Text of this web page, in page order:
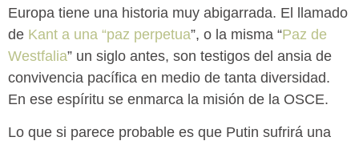
Europa tiene una historia muy abigarrada. El llamado
de Kant a una “paz perpetua”, o la misma “Paz de
Westfalia” un siglo antes, son testigos del ansia de
convivencia pacífica en medio de tanta diversidad.
En ese espíritu se enmarca la misión de la OSCE.
Lo que si parece probable es que Putin sufrirá una